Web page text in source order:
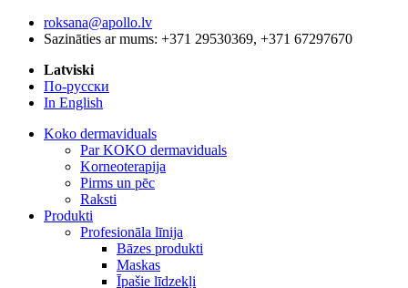
roksana@apollo.lv
Sazināties ar mums: +371 29530369, +371 67297670
Latviski
По-русски
In English
Koko dermaviduals
Par KOKO dermaviduals
Korneoterapija
Pirms un pēc
Raksti
Produkti
Profesionāla līnija
Bāzes produkti
Maskas
Īpašie līdzekļi